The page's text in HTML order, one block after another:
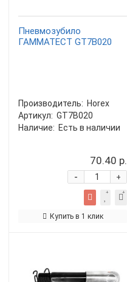
Пневмозубило
ГАММАТЕСТ GT7B020
Производитель: Horex
Артикул: GT7B020
Наличие: Есть в наличии
70.40 р.
+
-
Купить в 1 клик